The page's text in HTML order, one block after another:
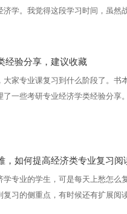
学。我觉得这段学习时间，虽然
经验分享，建议收藏
大家专业课复习到什么阶段了。书
了一些考研专业经济学类经验分享
，如何提高经济类专业复习阅
学专业的学生，可是每天上愁怎么
习的侧重点，有时候还有扩展阅